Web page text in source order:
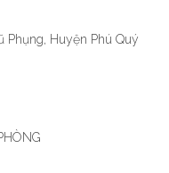
Phụng, Huyện Phú Quý